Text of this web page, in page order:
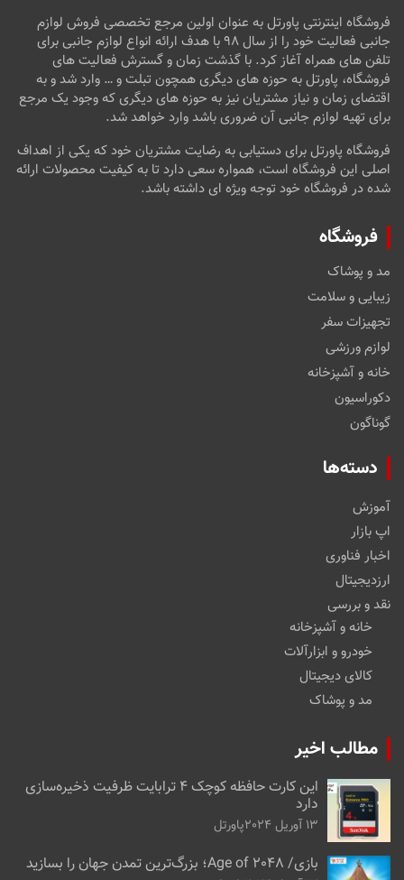
فروشگاه اینترنتی پاورتل به عنوان اولین مرجع تخصصی فروش لوازم
جانبی فعالیت خود را از سال ۹۸ با هدف ارائه انواع لوازم جانبی برای
تلفن های همراه آغاز کرد. با گذشت زمان و گسترش فعالیت های
فروشگاه، پاورتل به حوزه های دیگری همچون تبلت و … وارد شد و به
اقتضای زمان و نیاز مشتریان نیز به حوزه های دیگری که وجود یک مرجع
برای تهیه لوازم جانبی آن ضروری باشد وارد خواهد شد.
فروشگاه پاورتل برای دستیابی به رضایت مشتریان خود که یکی از اهداف
اصلی این فروشگاه است، همواره سعی دارد تا به کیفیت محصولات ارائه
شده در فروشگاه خود توجه ویژه ای داشته باشد.
فروشگاه
مد و پوشاک
زیبایی و سلامت
تجهیزات سفر
لوازم ورزشی
خانه و آشپزخانه
دکوراسیون
گوناگون
دسته‌ها
آموزش
اپ بازار
اخبار فناوری
ارزدیجیتال
نقد و بررسی
خانه و آشپزخانه
خودرو و ابزارآلات
کالای دیجیتال
مد و پوشاک
مطالب اخیر
این کارت حافظه کوچک ۴ ترابایت ظرفیت ذخیره‌سازی
دارد
13 آوریل 2024 پاورتل
بازی/ Age of 2048؛ بزرگ‌ترین تمدن جهان را بسازید